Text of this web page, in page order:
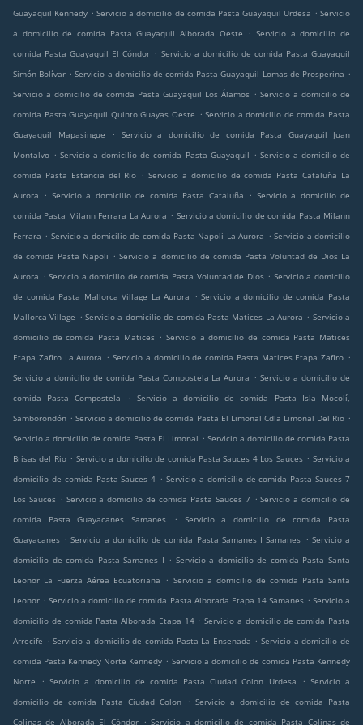
Guayaquil Kennedy . Servicio a domicilio de comida Pasta Guayaquil Urdesa . Servicio
a domicilio de comida Pasta Guayaquil Alborada Oeste
. Servicio a domicilio de
comida Pasta Guayaquil El Cóndor . Servicio a domicilio de comida Pasta Guayaquil
Simón Bolívar . Servicio a domicilio de comida Pasta Guayaquil Lomas de Prosperina .
Servicio a domicilio de comida Pasta Guayaquil Los Álamos . Servicio a domicilio de
comida Pasta Guayaquil Quinto Guayas Oeste . Servicio a domicilio de comida Pasta
Guayaquil Mapasingue
.
Servicio a domicilio de comida Pasta Guayaquil Juan
Montalvo . Servicio a domicilio de comida Pasta Guayaquil . Servicio a domicilio de
comida Pasta Estancia del Rio . Servicio a domicilio de comida Pasta Cataluña La
Aurora
. Servicio a domicilio de comida Pasta Cataluña . Servicio a domicilio de
comida Pasta Milann Ferrara La Aurora . Servicio a domicilio de comida Pasta Milann
Ferrara . Servicio a domicilio de comida Pasta Napoli La Aurora . Servicio a domicilio
de comida Pasta Napoli . Servicio a domicilio de comida Pasta Voluntad de Dios La
Aurora . Servicio a domicilio de comida Pasta Voluntad de Dios . Servicio a domicilio
de comida Pasta Mallorca Village La Aurora
. Servicio a domicilio de comida Pasta
Mallorca Village . Servicio a domicilio de comida Pasta Matices La Aurora . Servicio a
domicilio de comida Pasta Matices . Servicio a domicilio de comida Pasta Matices
Etapa Zafiro La Aurora . Servicio a domicilio de comida Pasta Matices Etapa Zafiro .
Servicio a domicilio de comida Pasta Compostela La Aurora . Servicio a domicilio de
comida Pasta Compostela
. Servicio a domicilio de comida Pasta Isla Mocolí,
Samborondón . Servicio a domicilio de comida Pasta El Limonal Cdla Limonal Del Rio .
Servicio a domicilio de comida Pasta El Limonal . Servicio a domicilio de comida Pasta
Brisas del Rio . Servicio a domicilio de comida Pasta Sauces 4 Los Sauces . Servicio a
domicilio de comida Pasta Sauces 4 . Servicio a domicilio de comida Pasta Sauces 7
Los Sauces . Servicio a domicilio de comida Pasta Sauces 7 . Servicio a domicilio de
comida Pasta Guayacanes Samanes
.
Servicio a domicilio de comida Pasta
Guayacanes . Servicio a domicilio de comida Pasta Samanes I Samanes . Servicio a
domicilio de comida Pasta Samanes I . Servicio a domicilio de comida Pasta Santa
Leonor La Fuerza Aérea Ecuatoriana
. Servicio a domicilio de comida Pasta Santa
Leonor . Servicio a domicilio de comida Pasta Alborada Etapa 14 Samanes . Servicio a
domicilio de comida Pasta Alborada Etapa 14 . Servicio a domicilio de comida Pasta
Arrecife . Servicio a domicilio de comida Pasta La Ensenada . Servicio a domicilio de
comida Pasta Kennedy Norte Kennedy . Servicio a domicilio de comida Pasta Kennedy
Norte
. Servicio a domicilio de comida Pasta Ciudad Colon Urdesa . Servicio a
domicilio de comida Pasta Ciudad Colon
. Servicio a domicilio de comida Pasta
Colinas de Alborada El Cóndor
. Servicio a domicilio de comida Pasta Colinas de